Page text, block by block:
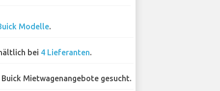
Modelle.
bei 4 Lieferanten.
Buick Mietwagenangebote gesucht.